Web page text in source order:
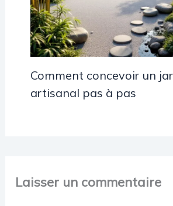
Comment concevoir un
artisanal pas à pas
Laisser un commentaire